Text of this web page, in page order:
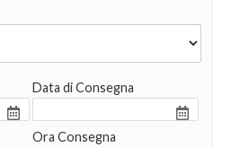
Data di Consegna
Ora Consegna